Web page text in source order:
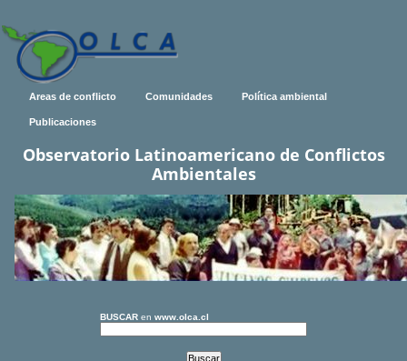
Areas de conflicto Comunidades Política ambiental
Publicaciones
Observatorio Latinoamericano de Conflictos
Ambientales
BUSCAR en www.olca.cl